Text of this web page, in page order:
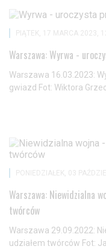
PIĄTEK, 17 MARCA 2023,
Warszawa: Wyrwa -
Warszawa 16.03.2023:
gwiazd Fot: Wiktora
PONIEDZIAŁEK, 03
Warszawa: Niewidzialna
twórców
Warszawa 29.09.2022:
udziałem twórców Fot: